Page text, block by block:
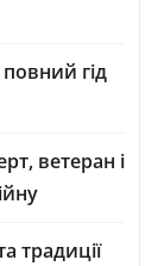
гід
ветеран і
традиції